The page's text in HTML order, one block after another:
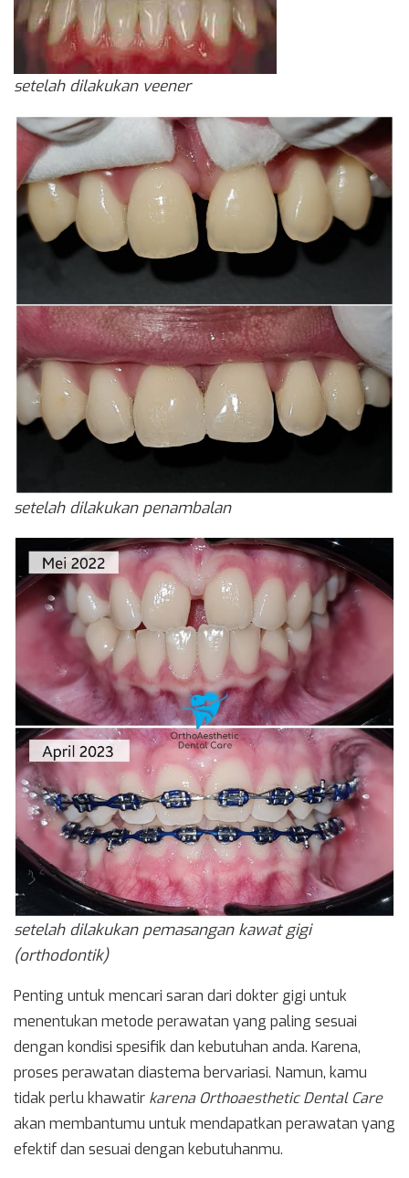
setelah dilakukan veener
setelah dilakukan penambalan
setelah dilakukan pemasangan kawat gigi
(orthodontik)
Penting untuk mencari saran dari dokter gigi untuk
menentukan metode perawatan yang paling sesuai
dengan kondisi spesifik dan kebutuhan anda. Karena,
proses perawatan diastema bervariasi. Namun, kamu
tidak perlu khawatir karena Orthoaesthetic Dental Care
akan membantumu untuk mendapatkan perawatan yang
efektif dan sesuai dengan kebutuhanmu.